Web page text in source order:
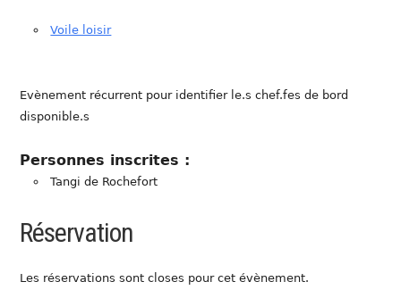
Voile loisir
Evènement récurrent pour identifier le.s chef.fes de bord
disponible.s
Personnes inscrites :
Tangi de Rochefort
Réservation
Les réservations sont closes pour cet évènement.